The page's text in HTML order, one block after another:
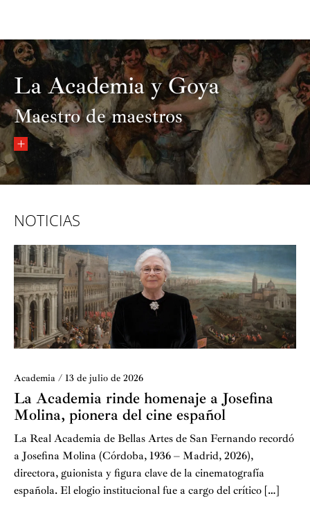
La Academia y Goya
Maestro de maestros
NOTICIAS
Academia / 13 de julio de 2026
La Academia rinde homenaje a Josefina
Molina, pionera del cine español
La Real Academia de Bellas Artes de San Fernando recordó
a Josefina Molina (Córdoba, 1936 – Madrid, 2026),
directora, guionista y figura clave de la cinematografía
española. El elogio institucional fue a cargo del crítico […]